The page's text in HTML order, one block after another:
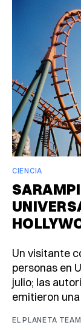
CIENCIA
Un visitante
personas en
julio; las
emitieron
EL PLANETA TEAM